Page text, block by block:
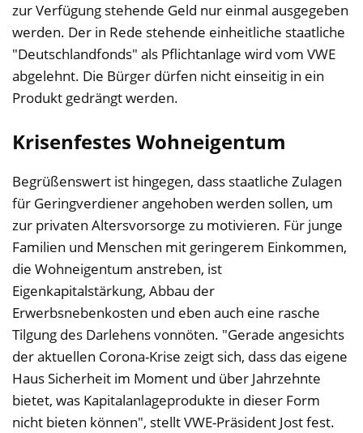
zur Verfügung stehende Geld nur einmal ausgegeben
werden. Der in Rede stehende einheitliche staatliche
"Deutschlandfonds" als Pflichtanlage wird vom VWE
abgelehnt. Die Bürger dürfen nicht einseitig in ein
Produkt gedrängt werden.
Krisenfestes Wohneigentum
Begrüßenswert ist hingegen, dass staatliche Zulagen
für Geringverdiener angehoben werden sollen, um
zur privaten Altersvorsorge zu motivieren. Für junge
Familien und Menschen mit geringerem Einkommen,
die Wohneigentum anstreben, ist
Eigenkapitalstärkung, Abbau der
Erwerbsnebenkosten und eben auch eine rasche
Tilgung des Darlehens vonnöten. "Gerade angesichts
der aktuellen Corona-Krise zeigt sich, dass das eigene
Haus Sicherheit im Moment und über Jahrzehnte
bietet, was Kapitalanlageprodukte in dieser Form
nicht bieten können", stellt VWE-Präsident Jost fest.